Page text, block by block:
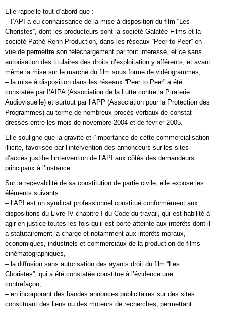
Elle rappelle tout d’abord que :
– I’API a eu connaissance de la mise à disposition du film “Les
Choristes”, dont les producteurs sont la société Galatée Films et la
société Pathé Renn Production, dans les réseaux “Peer to Peer” en
vue de permettre son téléchargement par tout intéressé, et ce sans
autorisation des titulaires des droits d’exploitation y afférents, et avant
même la mise sur le marché du film sous forme de vidéogrammes,
– la mise à disposition dans les réseaux “Peer to Peer” a été
constatée par I’AIPA (Association de la Lutte contre la Piraterie
Audiovisuelle) et surtout par l’APP (Association pour la Protection des
Programmes) au terme de nombreux procès-verbaux de constat
dressés entre les mois de novembre 2004 et de février 2005.
Elle souligne que la gravité et l’importance de cette commercialisation
illicite, favorisée par l’intervention des annonceurs sur les sites
d’accès justifie l’intervention de l’API aux côtés des demandeurs
principaux à l’instance.
Sur la recevabilité de sa constitution de partie civile, elle expose les
éléments suivants :
– l’API est un syndicat professionnel constitué conformément aux
dispositions du Livre IV chapitre I du Code du travail, qui est habilité à
agir en justice toutes les fois qu’il est porté atteinte aux intérêts dont il
a statutairement la charge et notamment aux intérêts moraux,
économiques, industriels et commerciaux de la production de films
cinématographiques,
– la diffusion sans autorisation des ayants droit du film “Les
Choristes”, qui a été constatée constitue à l’évidence une
contrefaçon,
– en incorporant des bandes annonces publicitaires sur des sites
constituant des liens ou des moteurs de recherches, permettant